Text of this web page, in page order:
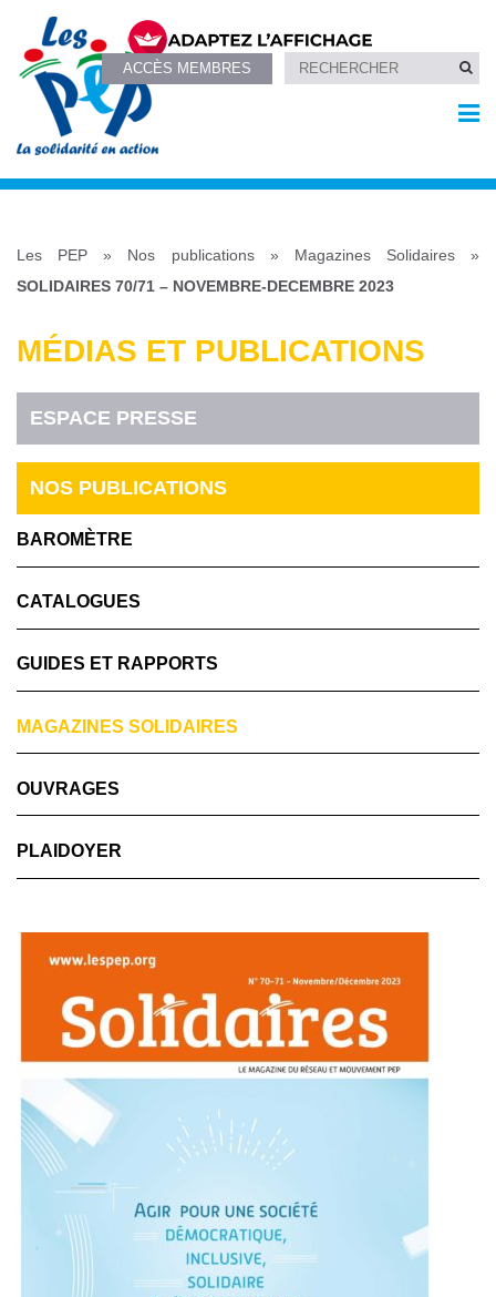
ACCÈS MEMBRES
Les PEP » Nos publications» Magazines Solidaires»
SOLIDAIRES 70/71 – NOVEMBRE-DECEMBRE 2023
MÉDIAS ET PUBLICATIONS
ESPACE PRESSE
NOS PUBLICATIONS
BAROMÈTRE
CATALOGUES
GUIDES ET RAPPORTS
MAGAZINES SOLIDAIRES
OUVRAGES
PLAIDOYER